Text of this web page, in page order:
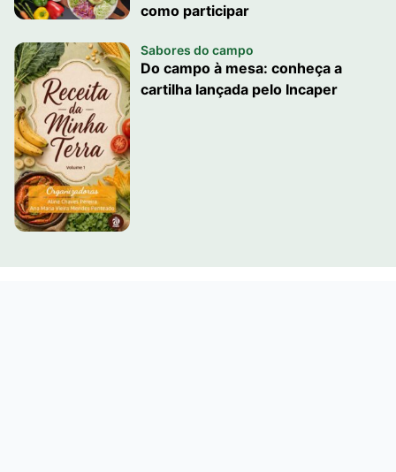
como participar
Sabores do campo
Do campo à mesa: conheça a
cartilha lançada pelo Incaper